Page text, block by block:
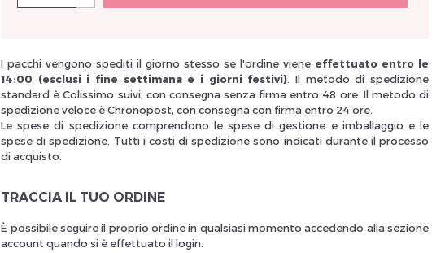
réinitialiser
I pacchi vengono spediti il giorno stesso se l'ordine viene effettuato entro le
14:00 (esclusi i fine settimana e i giorni festivi) . Il metodo di spedizione
standard è Colissimo suivi, con consegna senza firma entro 48 ore. Il metodo di
spedizione veloce è Chronopost, con consegna con firma entro 24 ore.
Le spese di spedizione comprendono le spese di gestione e imballaggio e le
spese di spedizione. Tutti i costi di spedizione sono indicati durante il processo
di acquisto.
TRACCIA IL TUO ORDINE
È possibile seguire il proprio ordine in qualsiasi momento accedendo alla sezione
account quando si è effettuato il login.